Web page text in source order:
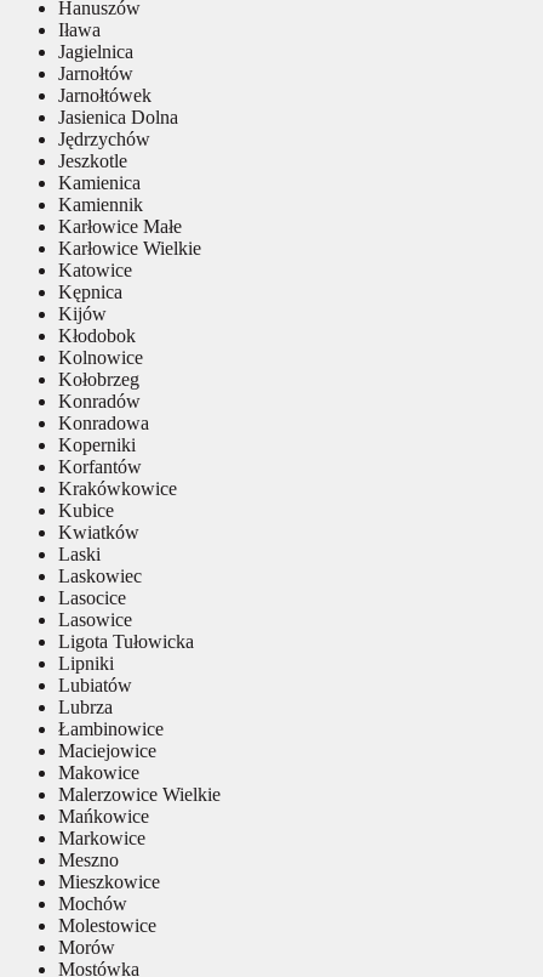
Hanuszów
Iława
Jagielnica
Jarnołtów
Jarnołtówek
Jasienica Dolna
Jędrzychów
Jeszkotle
Kamienica
Kamiennik
Karłowice Małe
Karłowice Wielkie
Katowice
Kępnica
Kijów
Kłodobok
Kolnowice
Kołobrzeg
Konradów
Konradowa
Koperniki
Korfantów
Krakówkowice
Kubice
Kwiatków
Laski
Laskowiec
Lasocice
Lasowice
Ligota Tułowicka
Lipniki
Lubiatów
Lubrza
Łambinowice
Maciejowice
Makowice
Malerzowice Wielkie
Mańkowice
Markowice
Meszno
Mieszkowice
Mochów
Molestowice
Morów
Mostówka